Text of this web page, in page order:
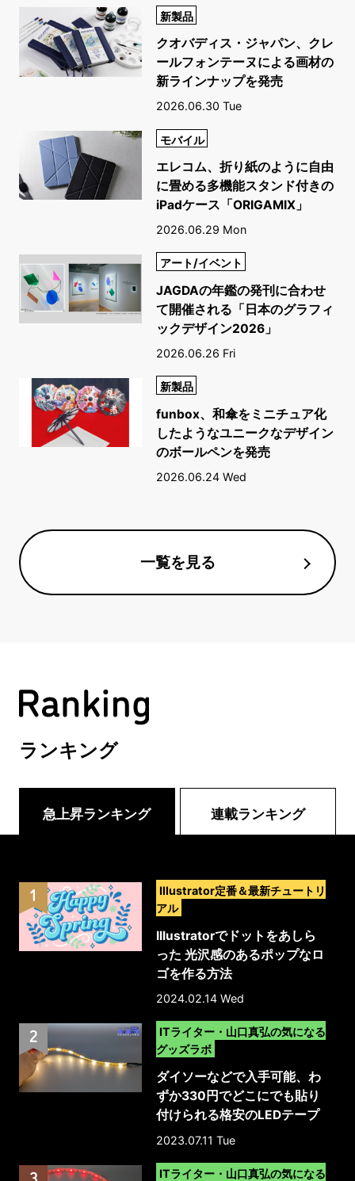
新製品
クオバディス・ジャパン、クレ
ールフォンテーヌによる画材の
新ラインナップを発売
2026.06.30 Tue
モバイル
エレコム、折り紙のように自由
に畳める多機能スタンド付きの
iPadケース「ORIGAMIX」
2026.06.29 Mon
アート/イベント
JAGDAの年鑑の発刊に合わせ
て開催される「日本のグラフィ
ックデザイン2026」
2026.06.26 Fri
新製品
funbox、和傘をミニチュア化
したようなユニークなデザイン
のボールペンを発売
2026.06.24 Wed
一覧を見る
ランキング
急上昇ランキング
Illustrator定番＆最新チュートリ
アル
Illustratorでドットをあしら
った 光沢感のあるポップなロ
ゴを作る方法
2024.02.14 Wed
ITライター・山口真弘の気になる
グッズラボ
ダイソーなどで入手可能、わ
ずか330円でどこにでも貼り
付けられる格安のLEDテープ
ライトを試してみた
2023.07.11 Tue
ITライター・山口真弘の気になる
連載ランキング